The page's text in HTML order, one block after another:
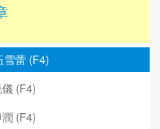
蕾 (F4)
(F4)
(F4)